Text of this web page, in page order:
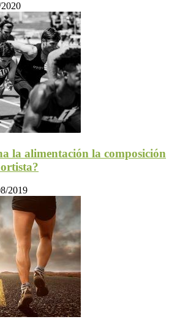
la alimentación la composición
2019